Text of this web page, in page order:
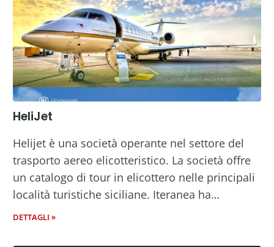
HeliJet
Helijet è una società operante nel settore del
trasporto aereo elicotteristico. La società offre
un catalogo di tour in elicottero nelle principali
località turistiche siciliane. Iteranea ha…
DETTAGLI »